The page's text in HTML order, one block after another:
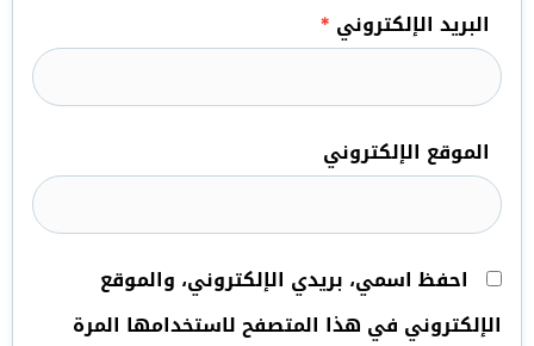
البريد الإلكتروني *
الموقع الإلكتروني
احفظ اسمي، بريدي الإلكتروني، والموقع
الإلكتروني في هذا المتصفح لاستخدامها المرة